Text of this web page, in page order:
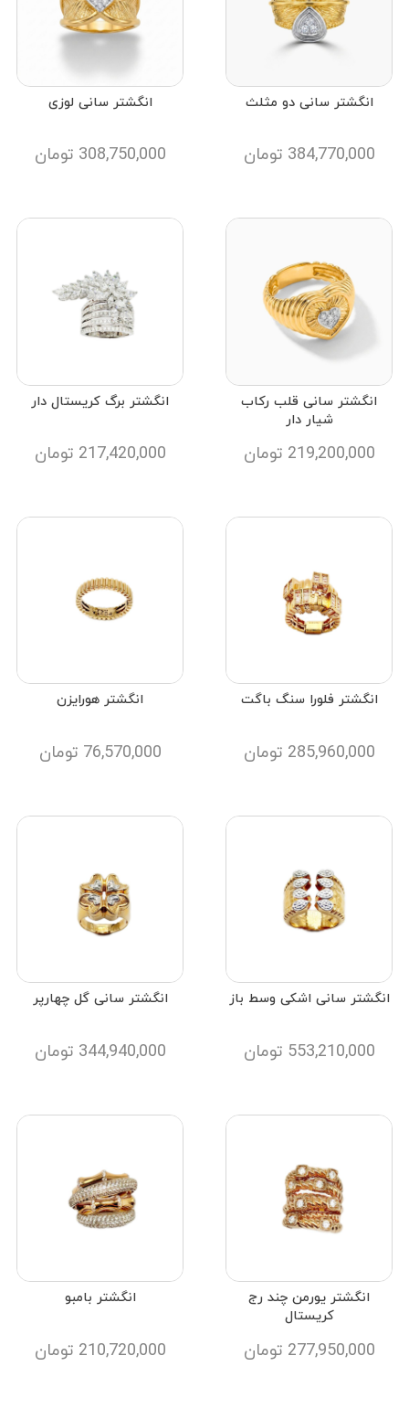
انگشتر سانی دو مثلث
384,770,000 تومان
انگشتر سانی لوزی
308,750,000 تومان
انگشتر سانی قلب رکاب
شیار دار
219,200,000 تومان
انگشتر برگ کریستال دار
217,420,000 تومان
انگشتر فلورا سنگ باگت
285,960,000 تومان
انگشتر هورایزن
76,570,000 تومان
انگشتر سانی اشکی وسط باز
553,210,000 تومان
انگشتر سانی گل چهارپر
344,940,000 تومان
انگشتر یورمن چند رج
کریستال
277,950,000 تومان
انگشتر بامبو
210,720,000 تومان